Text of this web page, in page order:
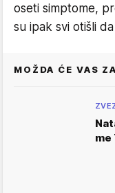
oseti simptome,
su ipak svi otišli
MOŽDA ĆE VAS
me